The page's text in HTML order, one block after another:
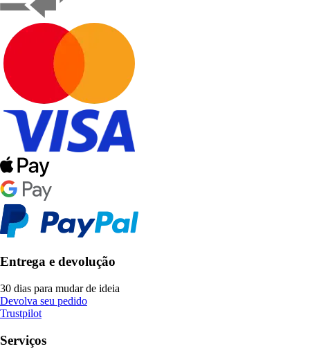
Entrega e devolução
30 dias para mudar de ideia
Devolva seu pedido
Trustpilot
Serviços